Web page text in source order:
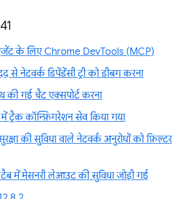
के लिए Chrome DevTools (MCP)
से नेटवर्क डिपेंडेंसी ट्री को डीबग करना
की गई चैट एक्सपोर्ट करना
ट्रैक कॉन्फ़िगरेशन सेव किया गया
की सुविधा वाले नेटवर्क अनुरोधों को फ़िल्टर
में मेसनरी लेआउट की सुविधा जोड़ी गई